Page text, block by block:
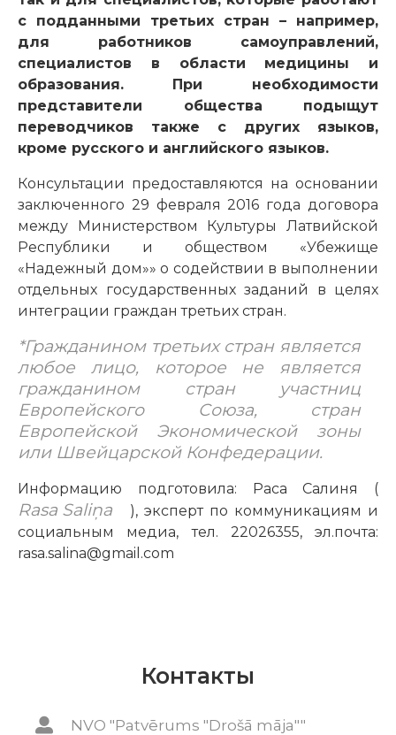
с подданными третьих стран – например,
для работников самоуправлений,
специалистов в области медицины и
образования.
При необходимости
представители общества подыщут
переводчиков также с других языков,
кроме русского и английского языков.
Консультации предоставляются на основании
заключенного 29 февраля 2016 года договора
между Министерством Культуры Латвийской
Республики и обществом «Убежище
«Надежный дом»» о содействии в выполнении
отдельных государственных заданий в целях
интеграции граждан третьих стран.
*Гражданином третьих стран является
любое лицо, которое не является
гражданином стран участниц
Европейского Союза, стран
Европейской Экономической зоны
или Швейцарской Конфедерации.
Информацию подготовила: Раса Салиня (
Rasa Saliņa
), эксперт по коммуникациям и
социальным медиа, тел. 22026355, эл.почта:
rasa.salina@gmail.com
Контакты
NVO "Patvērums "Drošā māja""